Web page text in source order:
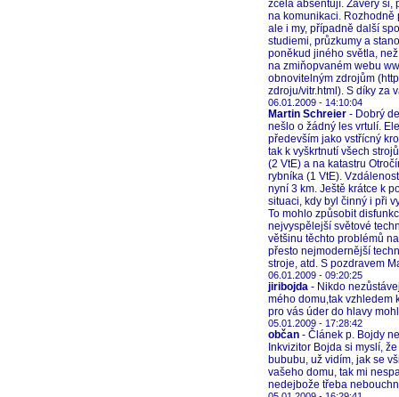
zcela absentují. Závěry si,
na komunikaci. Rozhodně
ale i my, případně další
studiemi, průzkumy a
poněkud jiného světla,
na zmiňopvaném webu
obnovitelným zdrojům
zdroju/vitr.html). S díky za
06.01.2009 - 14:10:04
Martin Schreier - Dobrý
nešlo o žádný les vrtulí.
především jako vstřícný
tak k vyškrtnutí všech
(2 VtE) a na katastru
rybníka (1 VtE).
nyní 3 km. Ještě krátce k
situaci, kdy byl činný i při
To mohlo způsobit
nejvyspělejší světové
většinu těchto problémů
přesto nejmodernější
stroje, atd. S pozdravem
06.01.2009 - 09:20:25
jiribojda - Nikdo
mého domu,tak vzhledem
pro vás úder do hlavy
05.01.2009 - 17:28:42
občan - Článek p. Bojdy
Inkvizitor Bojda si myslí,
bububu, už vidím, jak se
vašeho domu, tak mi
nedejbože třeba